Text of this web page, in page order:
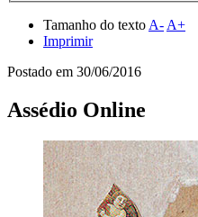
Tamanho do texto A- A+
Imprimir
Postado em 30/06/2016
Assédio Online